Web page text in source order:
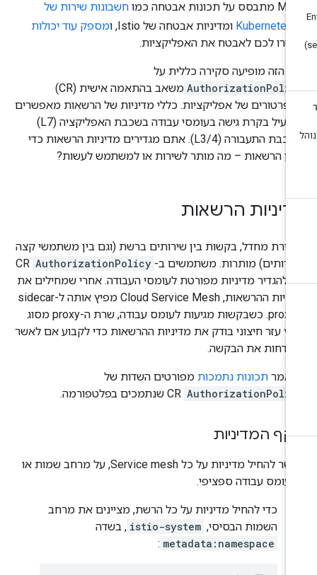
חשבונות שירות של
Kubernetesומדיניות אבטחה של Istio, ו
מספק עוד יכולות
לכם לאבטח את האפליקציות.
הזה מופיעה סקירה כללית על
משאב בהתאמה אישית (CR)
של אפליקציות. כללי מדיניות של הרשאות מאפשרים
להפעיל בקרת גישה בעומסי עבודה בשכבת האפליקציה (L7)
ובשכבת התעבורה (L3/4). אתם מגדירים מדיניות הרשאות כדי
הרשאות – מה מותר לשירות או למשתמש לעשות?
הרשאות
מחדל, בקשות בין שירותים ברשת (וגם בין משתמשי קצה
מותרות. משתמשים ב- AuthorizationPolicy
CR
להגדיר מדיניות מפורטת לעומסי העבודה. אחרי שמחילים את
מדיניות ההרשאות, Cloud Service Mesh מפיץ אותה ל-sidecar
proxies. כשבקשות מגיעות לעומס עבודה, שרת ה-proxy מסוג
עזר חיצוני בודק את מדיניות ההרשאות כדי לקבוע אם לאשר
לדחות את הבקשה.
תכונות נתמכותמפורטים השדות של
CR שנתמכים בפלטפורמה.
המדיניות
אפשר להחיל מדיניות על כל Service mesh, על מרחב שמות או
עומס עבודה ספציפי.
כדי להחיל מדיניות על כל הרשת, מציינים את מרחב
השמות הבסיסי, istio-system , בשדה
metadata:namespace
: